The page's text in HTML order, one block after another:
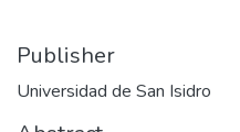
Publisher
Universidad de San Isidro